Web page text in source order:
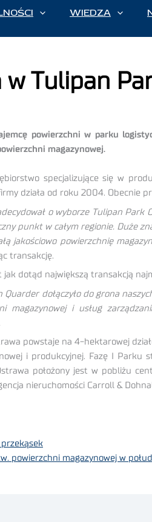
WIEDZA
w Tulipan
powierzchni w parku
magazynowej.
specjalizujące się w
działa od roku 2004. Obecnie
o wyborze Tulipan
punkt w całym regionie. Duże
jakościowo powierzchnię
transakcję.
dotąd największą transakcją
dołączyło do grona
magazynowej i usług
powstaje na 4-hektarowej
i produkcyjnej. Fazę I
położony jest w pobliżu
nieruchomości Carroll &
powierzchni magazynowej w